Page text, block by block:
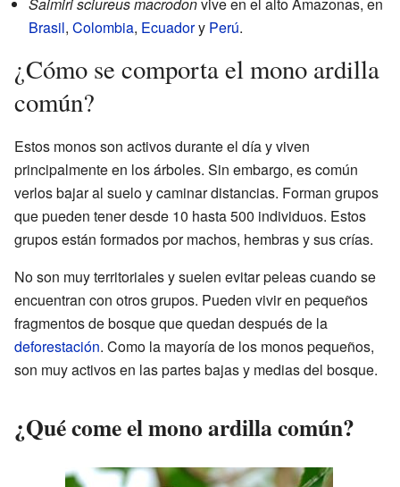
Brasil, Colombia, Ecuadory Perú.
¿Cómo se comporta el mono ardilla
común?
Estos monos son activos durante el día y viven
principalmente en los árboles. Sin embargo, es común
verlos bajar al suelo y caminar distancias. Forman grupos
que pueden tener desde 10 hasta 500 individuos. Estos
grupos están formados por machos, hembras y sus crías.
No son muy territoriales y suelen evitar peleas cuando se
encuentran con otros grupos. Pueden vivir en pequeños
fragmentos de bosque que quedan después de la
deforestación. Como la mayoría de los monos pequeños,
son muy activos en las partes bajas y medias del bosque.
¿Qué come el mono ardilla común?